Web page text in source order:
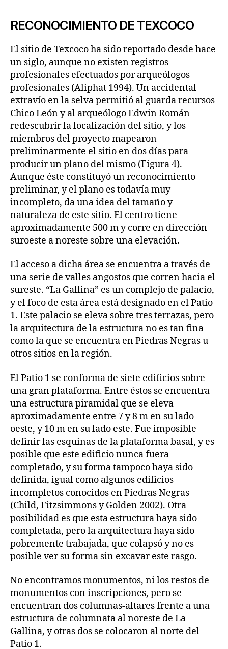
RECONOCIMIENTO DE TEXCOCO
El sitio de Texcoco ha sido reportado desde hace
un siglo, aunque no existen registros
profesionales efectuados por arqueólogos
profesionales (Aliphat 1994). Un accidental
extravío en la selva permitió al guarda recursos
Chico León y al arqueólogo Edwin Román
redescubrir la localización del sitio, y los
miembros del proyecto mapearon
preliminarmente el sitio en dos días para
producir un plano del mismo (Figura 4).
Aunque éste constituyó un reconocimiento
preliminar, y el plano es todavía muy
incompleto, da una idea del tamaño y
naturaleza de este sitio. El centro tiene
aproximadamente 500 m y corre en dirección
suroeste a noreste sobre una elevación.
El acceso a dicha área se encuentra a través de
una serie de valles angostos que corren hacia el
sureste. “La Gallina” es un complejo de palacio,
y el foco de esta área está designado en el Patio
1. Este palacio se eleva sobre tres terrazas, pero
la arquitectura de la estructura no es tan fina
como la que se encuentra en Piedras Negras u
otros sitios en la región.
El Patio 1 se conforma de siete edificios sobre
una gran plataforma. Entre éstos se encuentra
una estructura piramidal que se eleva
aproximadamente entre 7 y 8 m en su lado
oeste, y 10 m en su lado este. Fue imposible
definir las esquinas de la plataforma basal, y es
posible que este edificio nunca fuera
completado, y su forma tampoco haya sido
definida, igual como algunos edificios
incompletos conocidos en Piedras Negras
(Child, Fitzsimmons y Golden 2002). Otra
posibilidad es que esta estructura haya sido
completada, pero la arquitectura haya sido
pobremente trabajada, que colapsó y no es
posible ver su forma sin excavar este rasgo.
No encontramos monumentos, ni los restos de
monumentos con inscripciones, pero se
encuentran dos columnas-altares frente a una
estructura de columnata al noreste de La
Gallina, y otras dos se colocaron al norte del
Patio 1.